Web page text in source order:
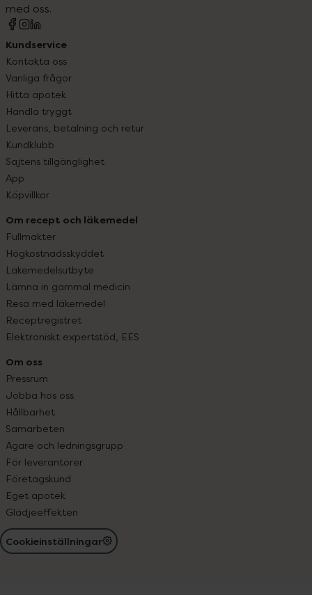
med oss.
Kundservice
Kontakta oss
Vanliga frågor
Hitta apotek
Handla tryggt
Leverans, betalning och retur
Kundklubb
Sajtens tillgänglighet
App
Köpvillkor
Om recept och läkemedel
Fullmakter
Högkostnadsskyddet
Läkemedelsutbyte
Lämna in gammal medicin
Resa med läkemedel
Receptregistret
Elektroniskt expertstöd, EES
Om oss
Pressrum
Jobba hos oss
Hållbarhet
Samarbeten
Ägare och ledningsgrupp
För leverantörer
Företagskund
Eget apotek
Glädjeeffekten
Cookieinställningar